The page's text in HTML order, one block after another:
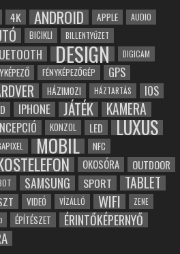
4K ANDROID APPLE AUDIO
BICIKLI BILLENTYŰZET
DESIGN DIGICAM
FÉNYKÉPEZŐGÉP GPS
HÁZIMOZI HÁZTARTÁS IOS
IPHONE JÁTÉK KAMERA
KONZOL LED LUXUS
MOBIL NFC
OKOSÓRA OUTDOOR
SAMSUNG SPORT TABLET
VIDEÓ VÍZÁLLÓ WIFI
ZENE
ÉPÍTÉSZET ÉRINTŐKÉPERNYŐ